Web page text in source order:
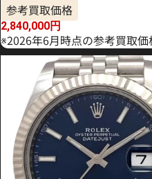
参考買取価格
2,840,000円
※2026年6月時点の参考買取価